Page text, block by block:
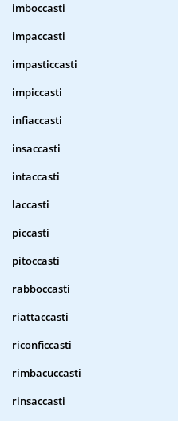
imboccasti
impaccasti
impasticcasti
impiccasti
infiaccasti
insaccasti
intaccasti
laccasti
piccasti
pitoccasti
rabboccasti
riattaccasti
riconficcasti
rimbacuccasti
rinsaccasti